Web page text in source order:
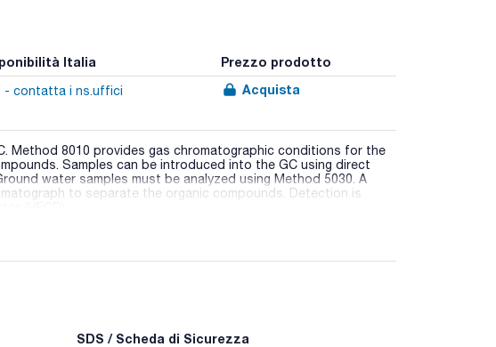
Italia Prezzo prodotto
contatta i ns.uffici Acquista
Method 8010 provides gas chromatographic conditions for the
Samples can be introduced into the GC using direct
water samples must be analyzed using Method 5030. A
to separate the organic compounds. Detection is
SDS / Scheda di Sicurezza